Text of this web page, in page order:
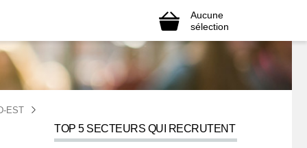
Aucune
sélection
EST
TOP 5 SECTEURS QUI RECRUTENT